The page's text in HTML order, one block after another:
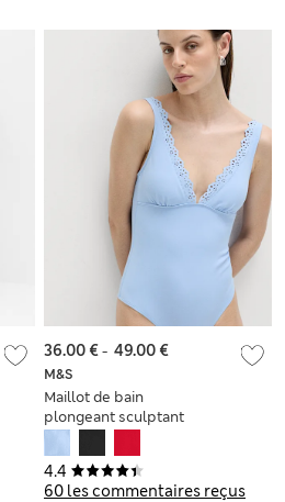
4.4
60 les commentaires reçus
M&S
Maillot de bain
plongeant sculptant
36.00 €- 49.00 €